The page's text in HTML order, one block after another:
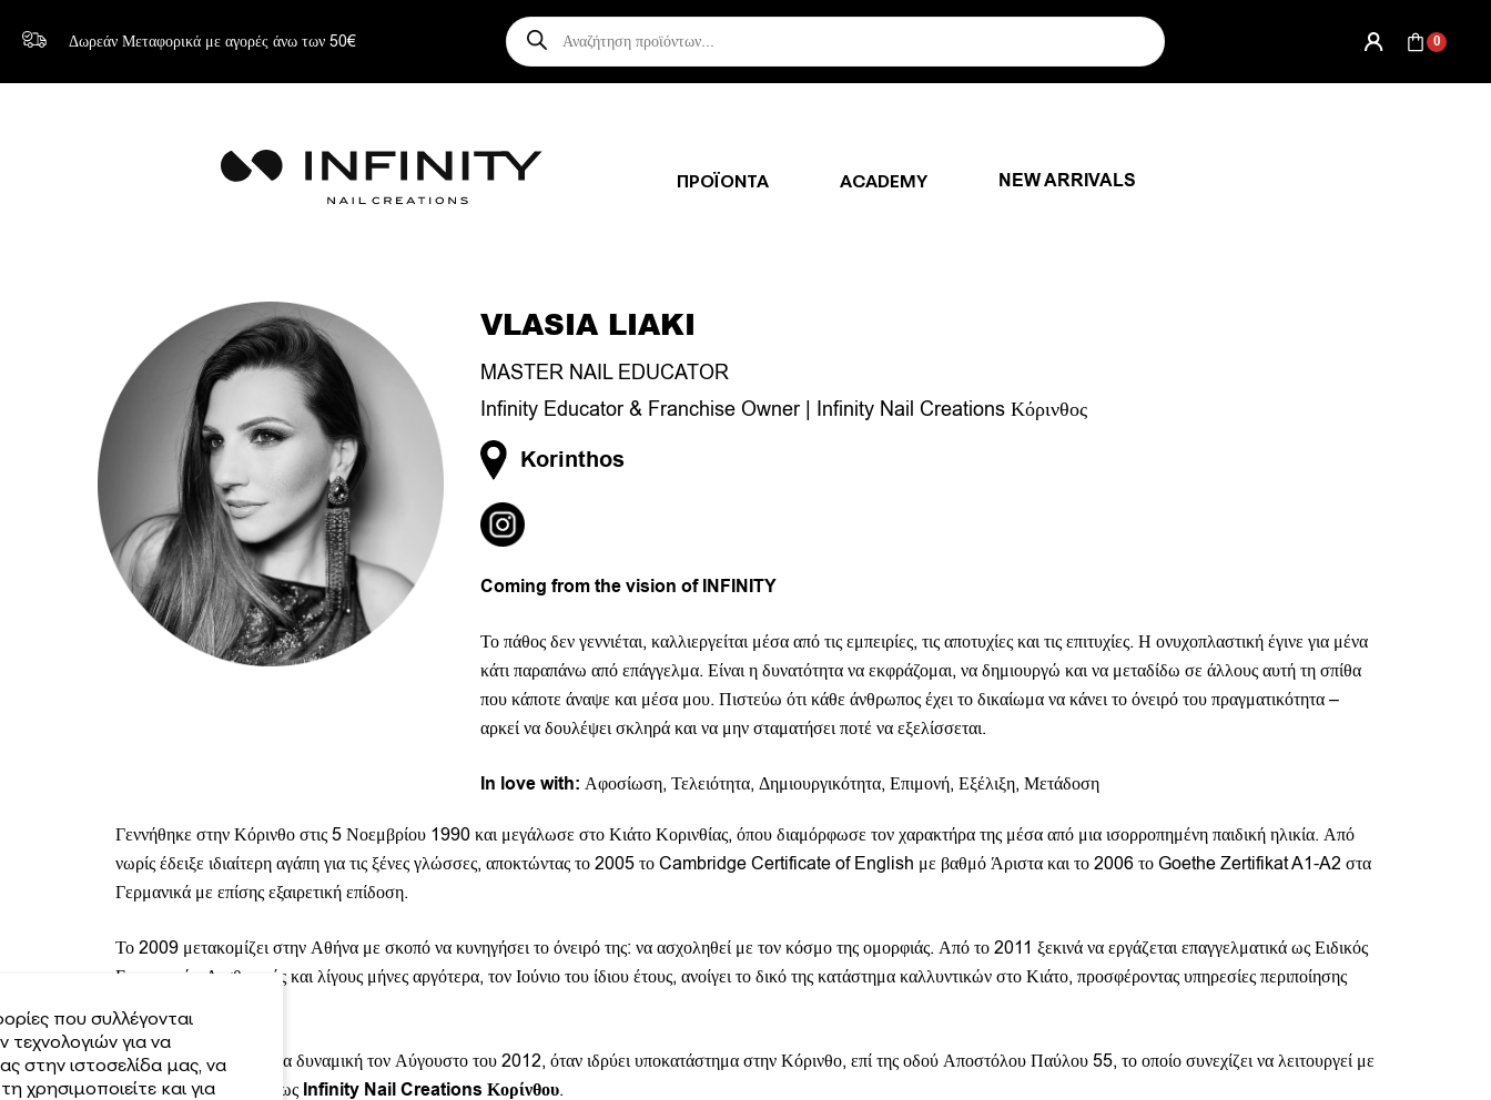
Δωρεάν Μεταφορικά με αγορές άνω των 50€
Αναζήτηση
προϊόντων 0
ΠΡΟΪΟΝΤΑ ACADEMY NEW ARRIVALS
VLASIA LIAKI
MASTER NAIL EDUCATOR
Infinity Educator & Franchise Owner | Infinity Nail Creations Κόρινθος
Korinthos
Coming from the vision of INFINITY
Το πάθος δεν γεννιέται, καλλιεργείται μέσα από τις εμπειρίες, τις αποτυχίες και τις επιτυχίες. Η ονυχοπλαστική έγινε για μένα
κάτι παραπάνω από επάγγελμα. Είναι η δυνατότητα να εκφράζομαι, να δημιουργώ και να μεταδίδω σε άλλους αυτή τη σπίθα
που κάποτε άναψε και μέσα μου. Πιστεύω ότι κάθε άνθρωπος έχει το δικαίωμα να κάνει το όνειρό του πραγματικότητα –
αρκεί να δουλέψει σκληρά και να μην σταματήσει ποτέ να εξελίσσεται.
In love with:Αφοσίωση, Τελειότητα, Δημιουργικότητα, Επιμονή, Εξέλιξη, Μετάδοση
Γεννήθηκε στην Κόρινθο στις 5 Νοεμβρίου 1990 και μεγάλωσε στο Κιάτο Κορινθίας, όπου διαμόρφωσε τον χαρακτήρα της μέσα από μια ισορροπημένη παιδική ηλικία. Από
νωρίς έδειξε ιδιαίτερη αγάπη για τις ξένες γλώσσες, αποκτώντας το 2005 το Cambridge Certificate of English με βαθμό Άριστα και το 2006 το Goethe Zertifikat A1-A2 στα
Γερμανικά με επίσης εξαιρετική επίδοση.
Το 2009 μετακομίζει στην Αθήνα με σκοπό να κυνηγήσει το όνειρό της: να ασχοληθεί με τον κόσμο της ομορφιάς. Από το 2011 ξεκινά να εργάζεται επαγγελματικά ως Ειδικός
Εφαρμογών Αισθητικής και λίγους μήνες αργότερα, τον Ιούνιο του ίδιου έτους, ανοίγει το δικό της κατάστημα καλλυντικών στο Κιάτο, προσφέροντας υπηρεσίες περιποίησης
άκρων.
Η πορεία της αποκτά νέα δυναμική τον Αύγουστο του 2012, όταν ιδρύει υποκατάστημα στην Κόρινθο, επί της οδού Αποστόλου Παύλου 55, το οποίο συνεχίζει να λειτουργεί με
επιτυχία μέχρι σήμερα ωςInfinity Nail Creations Κορίνθου.
που συλλέγονται
για να
στην ιστοσελίδα μας, να
χρησιμοποιείτε και για